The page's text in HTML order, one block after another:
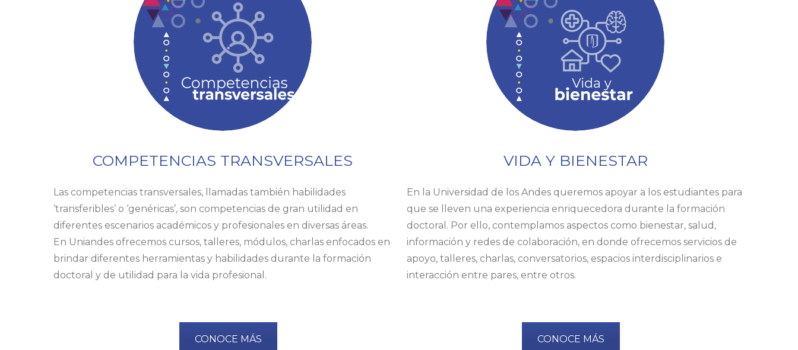
COMPETENCIAS TRANSVERSALES
Las competencias transversales, llamadas también habilidades
‘transferibles’ o ‘genéricas’, son competencias de gran utilidad en
diferentes escenarios académicos y profesionales en diversas áreas.
En Uniandes ofrecemos cursos, talleres, módulos, charlas enfocados en
brindar diferentes herramientas y habilidades durante la formación
doctoral y de utilidad para la vida profesional.
VIDA Y BIENESTAR
En la Universidad de los Andes queremos apoyar a los estudiantes para
que se lleven una experiencia enriquecedora durante la formación
doctoral. Por ello, contemplamos aspectos como bienestar, salud,
información y redes de colaboración, en donde ofrecemos servicios de
apoyo, talleres, charlas, conversatorios, espacios interdisciplinarios e
interacción entre pares, entre otros.
CONOCE MÁS CONOCE MÁS